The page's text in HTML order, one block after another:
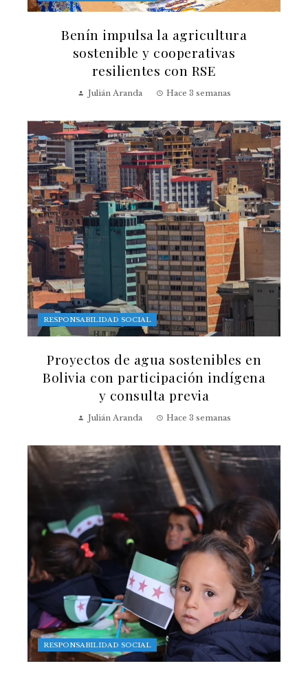
Benín impulsa la agricultura
sostenible y cooperativas
resilientes con RSE
Julián Aranda Hace 3 semanas
RESPONSABILIDAD SOCIAL
Proyectos de agua sostenibles en
Bolivia con participación indígena
y consulta previa
Julián Aranda Hace 3 semanas
RESPONSABILIDAD SOCIAL